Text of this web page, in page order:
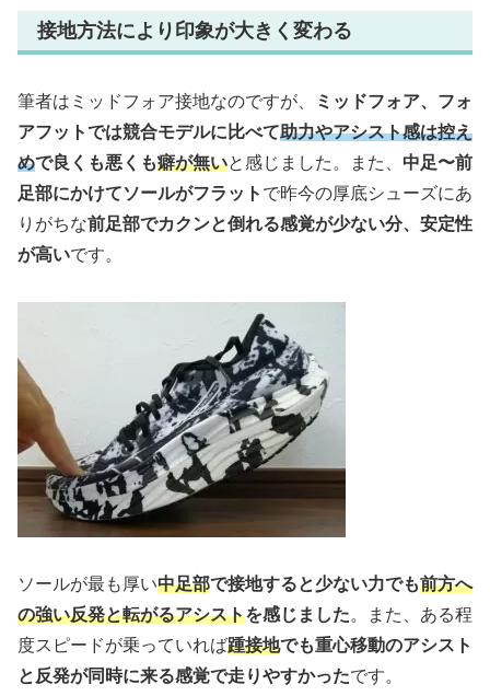
接地方法により印象が大きく変わる
筆者はミッドフォア接地なのですが、
ミッドフォア、フォ
アフットでは競合モデルに比べて助力やアシスト感は控え
めで良くも悪くも癖が無いと感じました。また、 中足〜前
足部にかけてソールがフラット で昨今の厚底シューズにあ
りがちな前足部でカクンと倒れる感覚が少ない分、安定性
が高いです。
ソールが最も厚い中足部で接地すると少ない力でも前方へ
の強い反発と転がるアシストを感じました。また、ある程
度スピードが乗っていれば踵接地でも重心移動のアシスト
と反発が同時に来る感覚で走りやすかったです。